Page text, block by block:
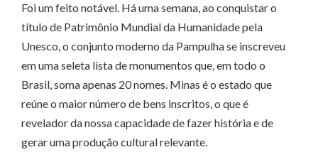
Foi um feito notável. Há uma semana, ao conquistar o
título de Patrimônio Mundial da Humanidade pela
Unesco, o conjunto moderno da Pampulha se inscreveu
em uma seleta lista de monumentos que, em todo o
Brasil, soma apenas 20 nomes. Minas é o estado que
reúne o maior número de bens inscritos, o que é
revelador da nossa capacidade de fazer história e de
gerar uma produção cultural relevante.